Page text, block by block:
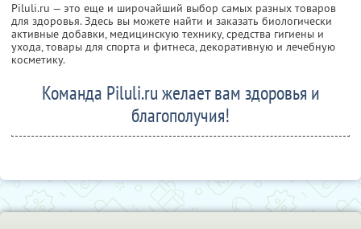
Piluli.ru — это еще и широчайший выбор самых разных товаров
для здоровья. Здесь вы можете найти и заказать биологически
активные добавки, медицинскую технику, средства гигиены и
ухода, товары для спорта и фитнеса, декоративную и лечебную
косметику.
Команда Piluli.ru желает вам здоровья и
благополучия!